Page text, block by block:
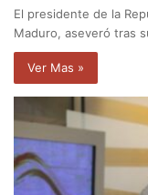
El presidente de la
Maduro, aseveró tras
Ver Mas »